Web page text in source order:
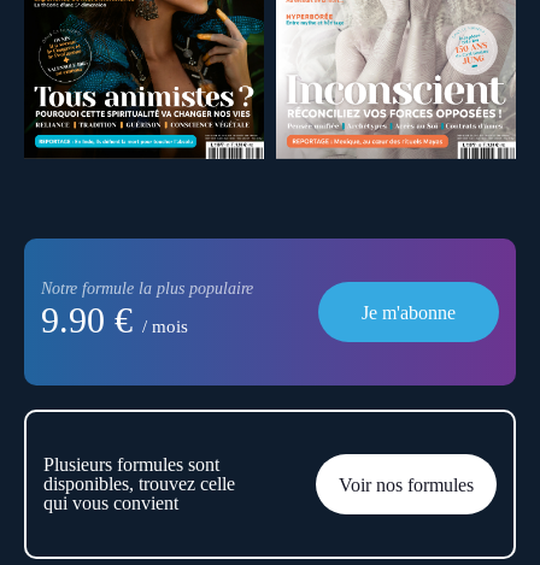
Notre formule la plus populaire
9.90 € / mois
Je m'abonne
Plusieurs formules sont
disponibles, trouvez celle
qui vous convient
Voir nos formules